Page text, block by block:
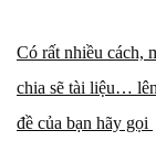
Có rất nhiều cách,
chia sẽ tài liệu…
đề của bạn hãy gọi